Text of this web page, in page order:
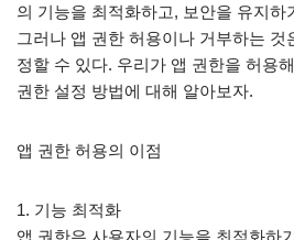
의 기능을 최적화하고, 보안을 유지하
그러나 앱 권한 허용이나 거부하는 것
정할 수 있다. 우리가 앱 권한을 허용
권한 설정 방법에 대해 알아보자.
앱 권한 허용의 이점
1. 기능 최적화
앱 권한은 사용자의 기능을 최적화하